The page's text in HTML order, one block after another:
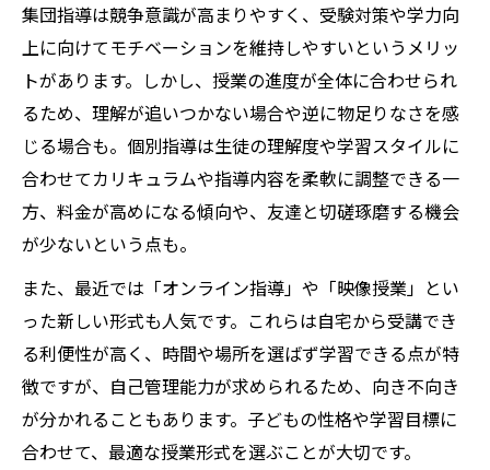
る
塾授業選びで大切な指導方針と学習環境の
見極め方
塾の授業形式別に最適な選び方を実践する
秘訣
塾の授業で失敗しないための比較ポイント
塾授業の種類や雰囲気を体験して選ぶ方法
学習スタイル別に最適な塾授業を探すポイント
塾の授業形式と学習スタイル別の選び方ガ
イド
塾授業が子どもの勉強法に合うか見極める
方法
塾の授業内容と学習タイプ別おすすめポイ
集団指導は競争意識が高まりやすく、受験対策や学力向
上に向けてモチベーションを維持しやすいというメリッ
トがあります。しかし、授業の進度が全体に合わせられ
るため、理解が追いつかない場合や逆に物足りなさを感
じる場合も。個別指導は生徒の理解度や学習スタイルに
合わせてカリキュラムや指導内容を柔軟に調整できる一
方、料金が高めになる傾向や、友達と切磋琢磨する機会
が少ないという点も。
また、最近では「オンライン指導」や「映像授業」とい
った新しい形式も人気です。これらは自宅から受講でき
る利便性が高く、時間や場所を選ばず学習できる点が特
徴ですが、自己管理能力が求められるため、向き不向き
が分かれることもあります。子どもの性格や学習目標に
合わせて、最適な授業形式を選ぶことが大切です。